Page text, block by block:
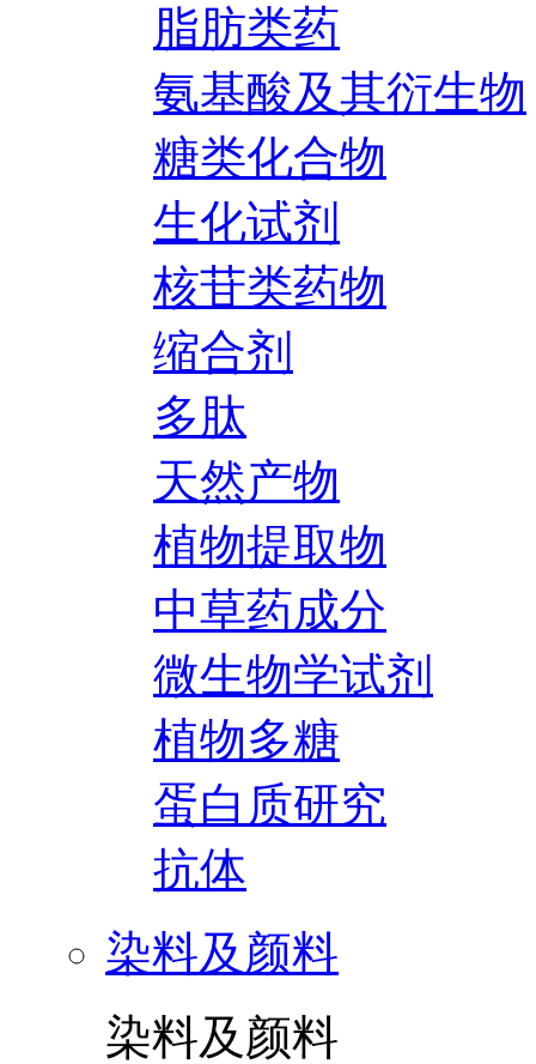
脂肪类药
氨基酸及其衍生物
糖类化合物
生化试剂
核苷类药物
缩合剂
多肽
天然产物
植物提取物
中草药成分
微生物学试剂
植物多糖
蛋白质研究
抗体
染料及颜料
染料及颜料